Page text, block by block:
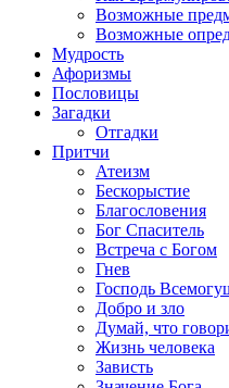
Возможные
Возможные
Мудрость
Афоризмы
Пословицы
Загадки
Отгадки
Притчи
Атеизм
Бескорыстие
Благословения
Бог Спаситель
Встреча с Богом
Гнев
Господь
Добро и зло
Думай, что
Жизнь человека
Зависть